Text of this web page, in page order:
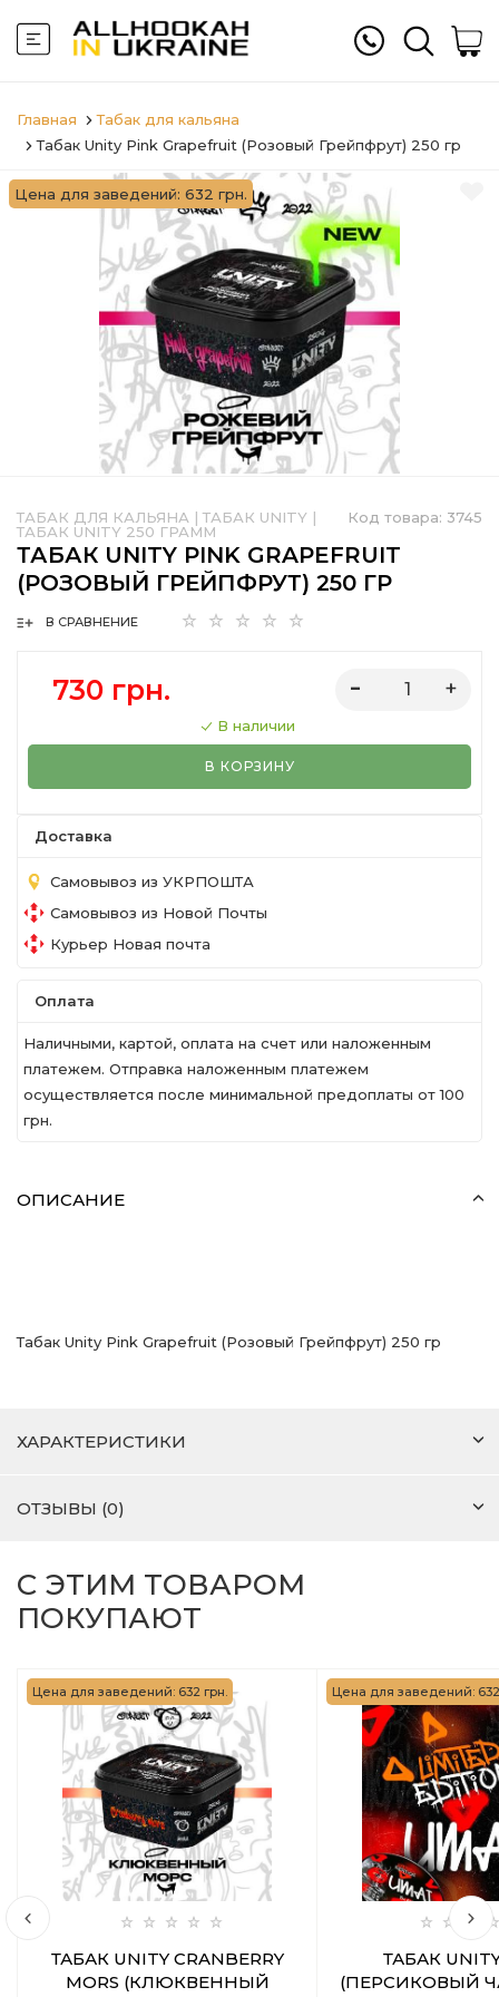
Главная
Табак для кальяна
Табак Unity Pink Grapefruit (Розовый Грейпфрут) 250 гр
Цена для заведений: 632 грн.
Код товара: 3745
ТАБАК ДЛЯ КАЛЬЯНА | ТАБАК UNITY |
ТАБАК UNITY 250 ГРАММ
ТАБАК UNITY PINK GRAPEFRUIT
(РОЗОВЫЙ ГРЕЙПФРУТ) 250 ГР
В СРАВНЕНИЕ
730 грн.
В наличии
В КОРЗИНУ
Доставка
Самовывоз из УКРПОШТА
Самовывоз из Новой Почты
Курьер Новая почта
Оплата
Наличными, картой, оплата на счет или наложенным
платежем. Отправка наложенным платежем
осуществляется после минимальной предоплаты от 100
грн.
ОПИСАНИЕ
Табак Unity Pink Grapefruit (Розовый Грейпфрут) 250 гр
ХАРАКТЕРИСТИКИ
ОТЗЫВЫ (0)
С ЭТИМ ТОВАРОМ
ПОКУПАЮТ
Цена для заведений: 632 грн.
ТАБАК UNITY CRANBERRY
MORS (КЛЮКВЕННЫЙ
Цена для заведений: 632
ТАБАК
(ПЕРСИКОВЫЙ